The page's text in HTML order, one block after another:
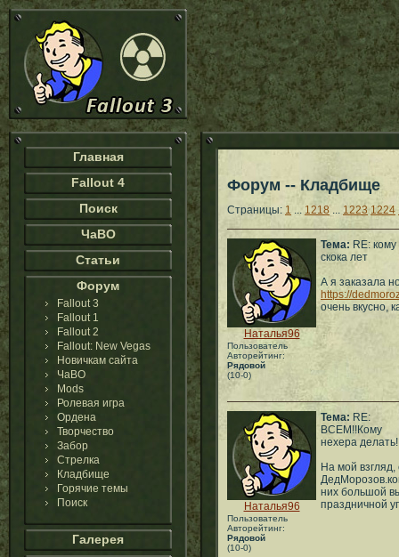
Главная
Fallout 4
Поиск
ЧаВО
Статьи
Форум
Fallout 3
Fallout 1
Fallout 2
Fallout: New Vegas
Новичкам сайта
ЧаВО
Mods
Ролевая игра
Ордена
Творчество
Забор
Стрелка
Кладбище
Горячие темы
Поиск
Галерея
Форум -- Кладбище
Страницы: 1 ... 1218 ... 1223 1224
Наталья96
Пользователь
Авторейтинг:
Рядовой
(10-0)
Тема: RE: кому
скока лет
А я заказала
https://
очень вкусно,
Наталья96
Пользователь
Авторейтинг:
Рядовой
(10-0)
Тема: RE:
ВСЕМ!!Кому
нехера делать!
На мой
них большой
праздничной